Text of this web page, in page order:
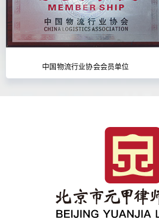
中国物流行业协会会员单位